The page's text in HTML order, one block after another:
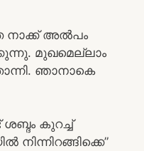
നാക്ക് അൽപം
മുഖമെല്ലാം
ഞാനാകെ
ശബ്ദം കുറച്ച്
നിന്നിറങ്ങിക്കെ”